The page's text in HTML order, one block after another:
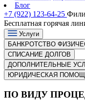
Блог
+7 (922) 123-64-25
Бесплатная горячая
Услуги
БАНКРОТСТВО
СПИСАНИЕ ДОЛГОВ
ДОПОЛНИТЕЛЬНЫЕ
ЮРИДИЧЕСКАЯ
ПО ВИДУ